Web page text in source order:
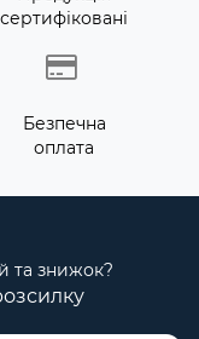
сертифіковані
Безпечна
оплата
та знижок?